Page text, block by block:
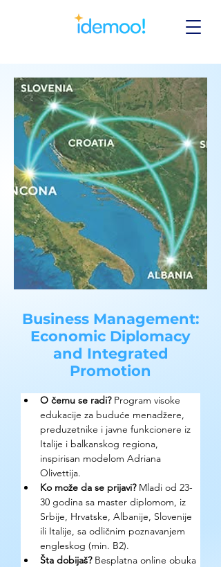
Business Management:
Economic Diplomacy
and Integrated
Promotion
O čemu se radi? Program visoke
edukacije za buduće menadžere,
preduzetnike i javne funkcionere iz
Italije i balkanskog regiona,
inspirisan modelom Adriana
Olivettija.
Ko može da se prijavi? Mladi od 23-
30 godina sa master diplomom, iz
Srbije, Hrvatske, Albanije, Slovenije
ili Italije, sa odličnim poznavanjem
engleskog (min. B2).
Šta dobijaš? Besplatna online obuka